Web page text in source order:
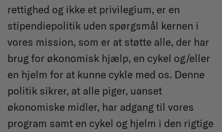
rettighed og ikke et privilegium, er en
stipendiepolitik uden spørgsmål kernen i
vores mission, som er at støtte alle, der har
brug for økonomisk hjælp, en cykel og/eller
en hjelm for at kunne cykle med os. Denne
politik sikrer, at alle piger, uanset
økonomiske midler, har adgang til vores
program samt en cykel og hjelm i den rigtige